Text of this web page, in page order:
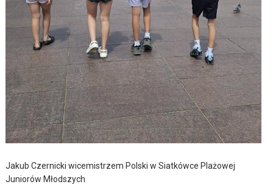
Jakub Czernicki wicemistrzem Polski w Siatkówce Plażowej
Juniorów Młodszych